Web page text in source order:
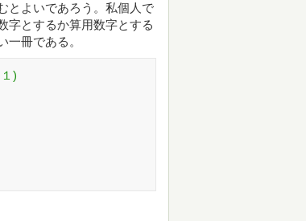
とよいであろう。私個人で
字とするか算用数字とする
冊である。
)